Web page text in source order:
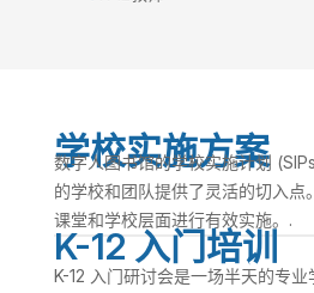
学校实施方案
数字人图书馆的学校实施计划
的学校和团队提供了灵活的切入点
课堂和学校层面进行有效实施。.
K-12 入门培训
K-12 入门研讨会是一场半天的专